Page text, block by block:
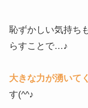
恥ずかしい気持ち
らすことで…♪
大きな力が湧いて
す(^^♪